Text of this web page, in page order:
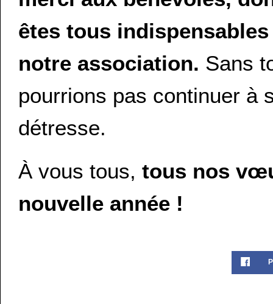
êtes tous
notre association. Sans
pourrions pas continuer à
détresse.
À vous tous,tous nos
nouvelle année !